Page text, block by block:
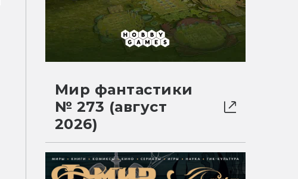
Мир фантастики
№ 273 (август
2026)